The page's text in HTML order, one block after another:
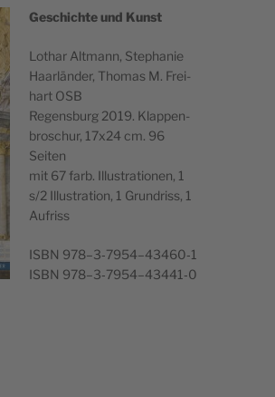
Geschichte und Kunst
Lothar Alt­mann, Stephanie
Haar­län­der, Thomas M. Frei­
hart OSB
Regens­burg 2019. Klap­pen­
broschur, 17x24 cm. 96
Seiten
mit 67 farb. Illus­tra­tio­nen, 1
s/2 Illus­tra­tion, 1 Grun­driss, 1
Aufriss
ISBN 978–3‑7954–43460‑1
ISBN 978–3‑7954–43441‑0